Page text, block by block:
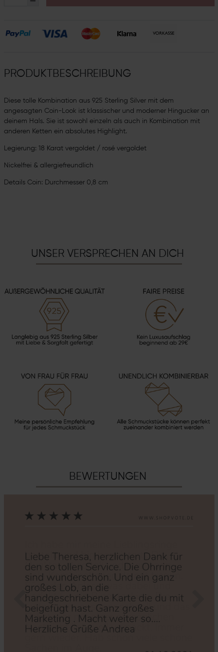
PRODUKTBESCHREIBUNG
Diese tolle Kombination aus 925 Sterling Silver mit dem
angesagten Coin-Look ist klassischer und moderner Hingucker an
deinem Hals. Sie ist sowohl einzeln als auch in Kombination mit
anderen Ketten ein absolutes Highlight.
Legierung: 18 Karat vergoldet / rosé vergoldet
Nickelfrei & allergiefreundlich
Details Coin: Durchmesser 0,8 cm
UNSER VERSPRECHEN AN DICH
BEWERTUNGEN
Zurück